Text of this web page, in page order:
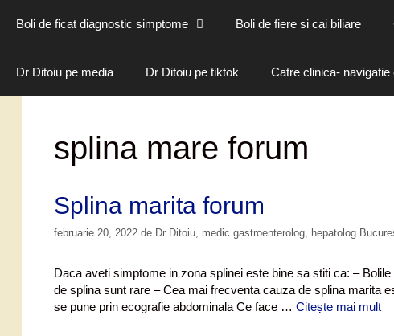
Boli de ficat diagnostic simptome Boli de fiere si cai biliare
Dr Ditoiu pe media Dr Ditoiu pe tiktok Catre clinica- navigatie
splina mare forum
Splina marita forum
februarie 20, 2022 de Dr Ditoiu, medic gastroenterolog, hepatolog
Daca aveti simptome in zona splinei este bine sa stiti ca: –
de splina sunt rare – Cea mai frecventa cauza de splina marita
se pune prin ecografie abdominala Ce face … Citește mai mult